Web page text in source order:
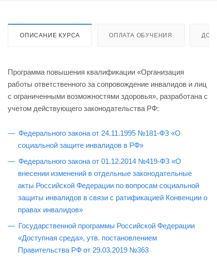
ОПИСАНИЕ КУРСА ОПЛАТА ОБУЧЕНИЯ
Программа повышения квалификации «Организация
работы ответственного за сопровождение инвалидов и лиц
с ограниченными возможностями здоровья», разработана с
учетом действующего законодательства РФ:
Федерального закона от 24.11.1995 №181-ФЗ «О
социальной защите инвалидов в РФ»
Федерального закона от 01.12.2014 №419-ФЗ «О
внесении изменений в отдельные законодательные
акты Российской Федерации по вопросам социальной
защиты инвалидов в связи с ратификацией Конвенции о
правах инвалидов»
Государственной программы Российской Федерации
«Доступная среда», утв. постановлением
Правительства РФ от 29.03.2019 №363